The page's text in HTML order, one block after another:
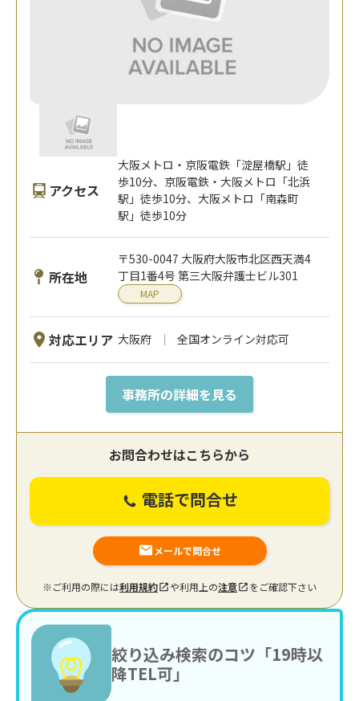
アクセス
大阪メトロ・京阪電鉄「淀屋橋駅」徒
歩10分、京阪電鉄・大阪メトロ「北浜
駅」徒歩10分、大阪メトロ「南森町
駅」徒歩10分
所在地
〒530-0047 大阪府大阪市北区西天満4
丁目1番4号 第三大阪弁護士ビル301
MAP
対応エリア 大阪府 全国オンライン対応可
事務所の詳細を見る
お問合わせはこちらから
電話で問合せ
メールで問合せ
※ご利用の際には利用規約 や利用上の注意 をご確認下さい
絞り込み検索のコツ「19時以
降TEL可」